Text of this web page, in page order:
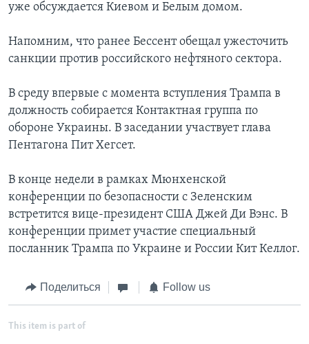
уже обсуждается Киевом и Белым домом.
Напомним, что ранее Бессент обещал ужесточить
санкции против российского нефтяного сектора.
В среду впервые с момента вступления Трампа в
должность собирается Контактная группа по
обороне Украины. В заседании участвует глава
Пентагона Пит Хегсет.
В конце недели в рамках Мюнхенской
конференции по безопасности с Зеленским
встретится вице-президент США Джей Ди Вэнс. В
конференции примет участие специальный
посланник Трампа по Украине и России Кит Келлог.
Поделиться Follow us
This item is part of